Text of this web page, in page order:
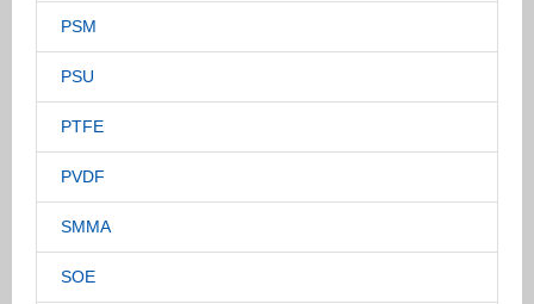
PSM
PSU
PTFE
PVDF
SMMA
SOE